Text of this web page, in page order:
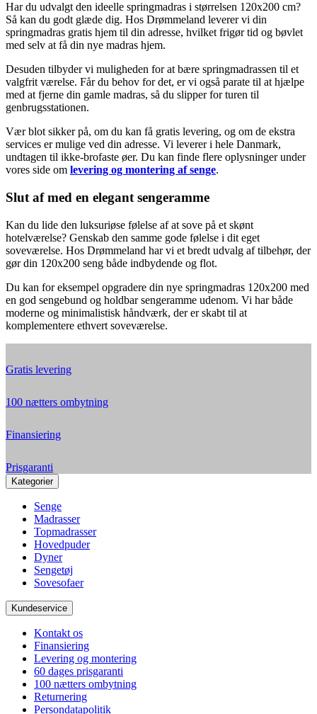
Har du udvalgt den ideelle springmadras i størrelsen 120x200 cm?
Så kan du godt glæde dig. Hos Drømmeland leverer vi din
springmadras gratis hjem til din adresse, hvilket frigør tid og bøvlet
med selv at få din nye madras hjem.
Desuden tilbyder vi muligheden for at bære springmadrassen til et
valgfrit værelse. Får du behov for det, er vi også parate til at hjælpe
med at fjerne din gamle madras, så du slipper for turen til
genbrugsstationen.
Vær blot sikker på, om du kan få gratis levering, og om de ekstra
services er mulige ved din adresse. Vi leverer i hele Danmark,
undtagen til ikke-brofaste øer. Du kan finde flere oplysninger under
vores side om levering og montering af senge.
Slut af med en elegant sengeramme
Kan du lide den luksuriøse følelse af at sove på et skønt
hotelværelse? Genskab den samme gode følelse i dit eget
soveværelse. Hos Drømmeland har vi et bredt udvalg af tilbehør, der
gør din 120x200 seng både indbydende og flot.
Du kan for eksempel opgradere din nye springmadras 120x200 med
en god sengebund og holdbar sengeramme udenom. Vi har både
moderne og minimalistisk håndværk, der er skabt til at
komplementere ethvert soveværelse.
Gratis levering
100 nætters ombytning
Finansiering
Prisgaranti
Kategorier
Senge
Madrasser
Topmadrasser
Hovedpuder
Dyner
Sengetøj
Sovesofaer
Kundeservice
Kontakt os
Finansiering
Levering og montering
60 dages prisgaranti
100 nætters ombytning
Returnering
Persondatapolitik